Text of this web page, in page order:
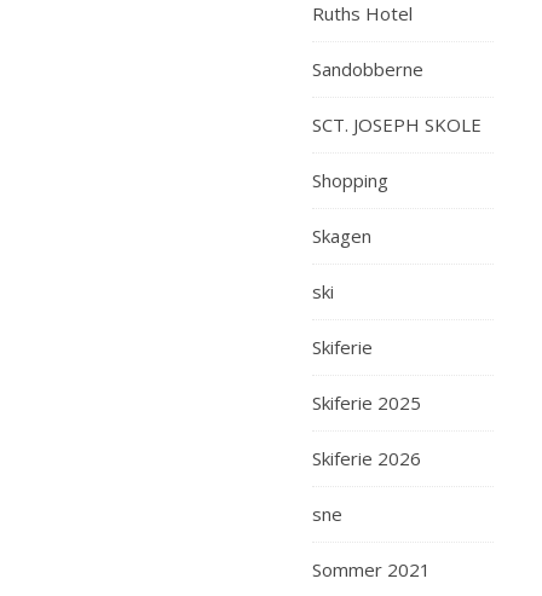
Ruths Hotel
Sandobberne
SCT. JOSEPH SKOLE
Shopping
Skagen
ski
Skiferie
Skiferie 2025
Skiferie 2026
sne
Sommer 2021